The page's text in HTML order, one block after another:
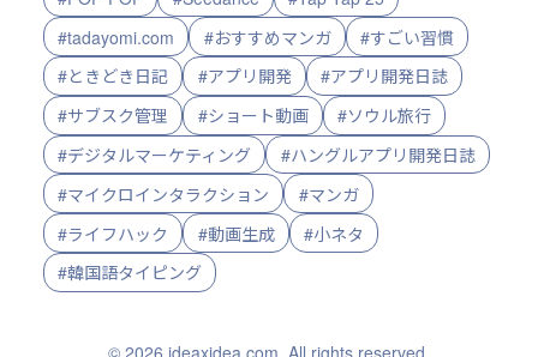
#tadayomi.com
#おすすめマンガ
#すごい習慣
#ときどき日記
#アプリ開発
#アプリ開発日誌
#サブスク管理
#ショート動画
#ソウル旅行
#デジタルマーケティング
#ハングルアプリ開発日誌
#マイクロインタラクション
#マンガ
#ライフハック
#動画生成
#小ネタ
#韓国語タイピング
© 2026 ideaxidea.com. All rights reserved.